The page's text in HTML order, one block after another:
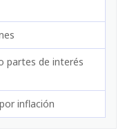
partes de interés
inflación